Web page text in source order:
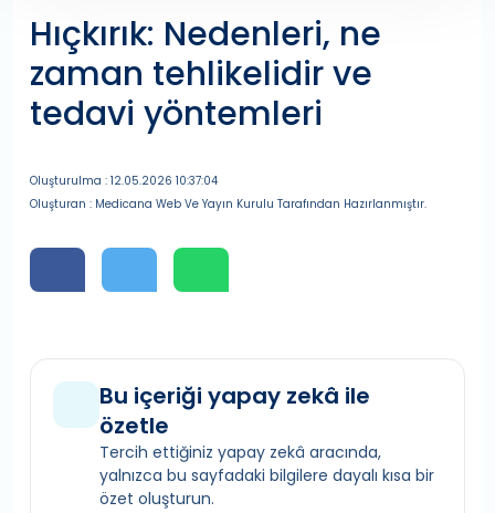
Hıçkırık: Nedenleri, ne
zaman tehlikelidir ve
tedavi yöntemleri
Oluşturulma : 12.05.2026 10:37:04
Oluşturan : Medicana Web Ve Yayın Kurulu Tarafından Hazırlanmıştır.
Bu içeriği yapay zekâ ile
özetle
Tercih ettiğiniz yapay zekâ aracında,
yalnızca bu sayfadaki bilgilere dayalı kısa bir
özet oluşturun.